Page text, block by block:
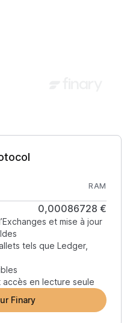
RAM
0,00086728 €
et mise à jour
tels que Ledger,
en lecture seule
Finary